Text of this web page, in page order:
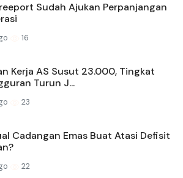
Sudah Ajukan Perpanjangan
16
Kerja AS Susut 23.000, Tingkat
Turun J...
23
Cadangan Emas Buat Atasi Defisit
22